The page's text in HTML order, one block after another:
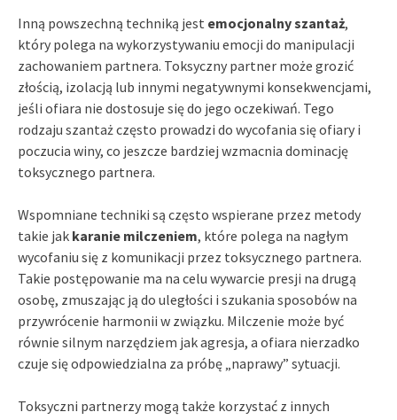
Inną powszechną techniką jest emocjonalny szantaż,
który polega na wykorzystywaniu emocji do manipulacji
zachowaniem partnera. Toksyczny partner może grozić
złością, izolacją lub innymi negatywnymi konsekwencjami,
jeśli ofiara nie dostosuje się do jego oczekiwań. Tego
rodzaju szantaż często prowadzi do wycofania się ofiary i
poczucia winy, co jeszcze bardziej wzmacnia dominację
toksycznego partnera.
Wspomniane techniki są często wspierane przez metody
takie jak karanie milczeniem, które polega na nagłym
wycofaniu się z komunikacji przez toksycznego partnera.
Takie postępowanie ma na celu wywarcie presji na drugą
osobę, zmuszając ją do uległości i szukania sposobów na
przywrócenie harmonii w związku. Milczenie może być
równie silnym narzędziem jak agresja, a ofiara nierzadko
czuje się odpowiedzialna za próbę „naprawy” sytuacji.
Toksyczni partnerzy mogą także korzystać z innych